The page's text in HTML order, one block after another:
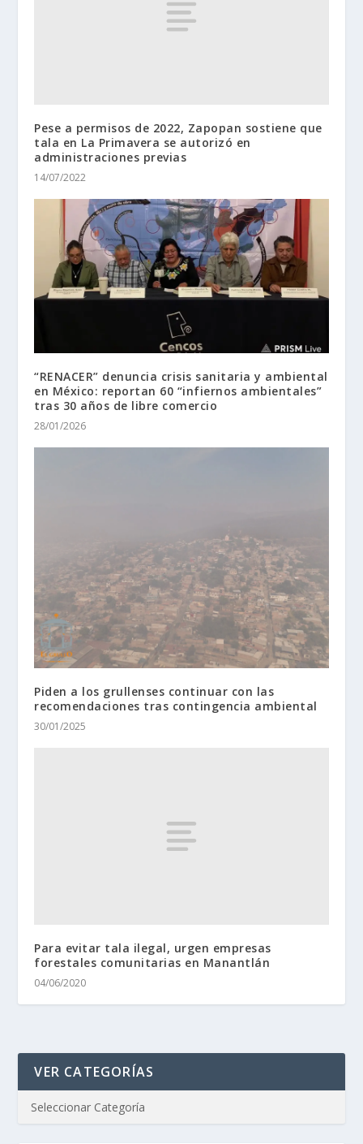
Pese a permisos de 2022, Zapopan sostiene que
tala en La Primavera se autorizó en
administraciones previas
14/07/2022
“RENACER” denuncia crisis sanitaria y ambiental
en México: reportan 60 “infiernos ambientales”
tras 30 años de libre comercio
28/01/2026
Piden a los grullenses continuar con las
recomendaciones tras contingencia ambiental
30/01/2025
Para evitar tala ilegal, urgen empresas
forestales comunitarias en Manantlán
04/06/2020
VER CATEGORÍAS